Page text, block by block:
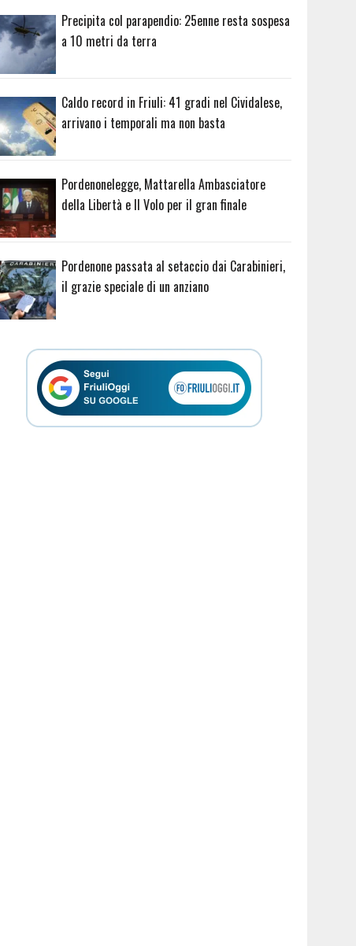
Precipita col parapendio: 25enne resta sospesa
a 10 metri da terra
Caldo record in Friuli: 41 gradi nel Cividalese,
arrivano i temporali ma non basta
Pordenonelegge, Mattarella Ambasciatore
della Libertà e Il Volo per il gran finale
Pordenone passata al setaccio dai Carabinieri,
il grazie speciale di un anziano